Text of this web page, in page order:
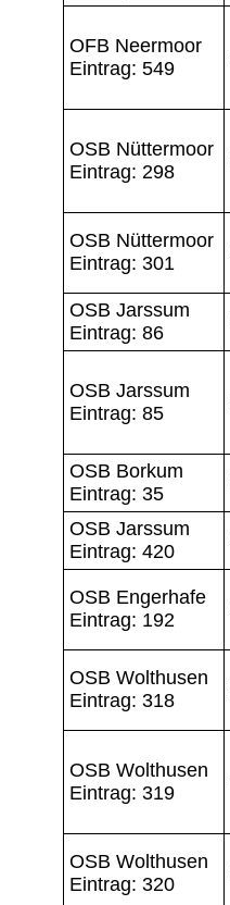
OFB Neermoor
Eintrag: 549
OSB Nüttermoor
Eintrag: 298
OSB Nüttermoor
Eintrag: 301
OSB Jarssum
Eintrag: 86
OSB Jarssum
Eintrag: 85
OSB Borkum
Eintrag: 35
OSB Jarssum
Eintrag: 420
OSB Engerhafe
Eintrag: 192
OSB Wolthusen
Eintrag: 318
OSB Wolthusen
Eintrag: 319
OSB Wolthusen
Eintrag: 320